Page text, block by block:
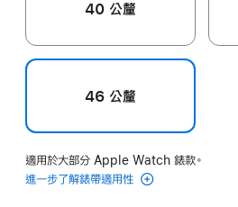
40 公釐
46 公釐
適用於大部分 Apple Watch 錶款。
進一步了解錶帶適用性